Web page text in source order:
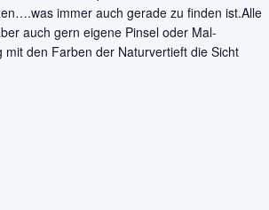
immer auch gerade zu finden ist.Alle
auch gern eigene Pinsel oder Mal-
den Farben der Naturvertieft die Sicht